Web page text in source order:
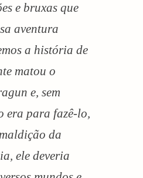
e bruxas que
aventura
a história de
matou o
e, sem
era para fazê-lo,
da
ele deveria